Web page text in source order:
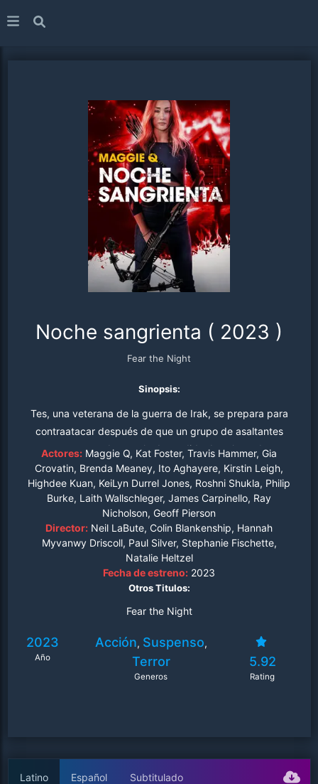
Noche sangrienta ( 2023 )
Fear the Night
Sinopsis:
Tes, una veterana de la guerra de Irak, se prepara para
contraatacar después de que un grupo de asaltantes
ataca su casa durante la despedida de soltera de su
hermana, y descubre que están decididos a no dejar
testigos.
Actores: Maggie Q, Kat Foster, Travis Hammer, Gia
Crovatin, Brenda Meaney, Ito Aghayere, Kirstin Leigh,
Highdee Kuan, KeiLyn Durrel Jones, Roshni Shukla, Philip
Burke, Laith Wallschleger, James Carpinello, Ray
Nicholson, Geoff Pierson
Director: Neil LaBute, Colin Blankenship, Hannah
Myvanwy Driscoll, Paul Silver, Stephanie Fischette,
Natalie Heltzel
Fecha de estreno: 2023
Otros Titulos:
Fear the Night
2023
Año
Acción, Suspenso,
Terror
Generos
5.92
Rating
Latino Español Subtitulado